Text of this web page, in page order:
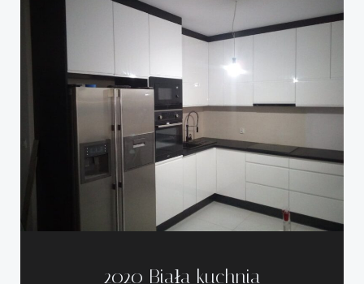
2020 Biała kuchnia